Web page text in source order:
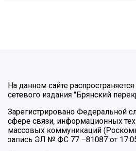
На данном сайте
сетевого издания "Брянский
Зарегистрировано Федеральной
сфере связи, информационных
массовых коммуникаций
запись ЭЛ № ФС 77 –81087 от